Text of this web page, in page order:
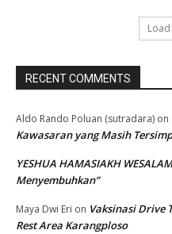
RECENT COMMENTS
Aldo Rando Poluan (sutradara) on
Kawasaran yang Masih
YESHUA HAMASIAKH
Menyembuhkan”
Maya Dwi Eri on Vaksinasi Drive
Rest Area Karangploso